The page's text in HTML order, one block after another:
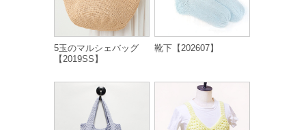
5玉のマルシェバッグ
【2019SS】
靴下【202607】